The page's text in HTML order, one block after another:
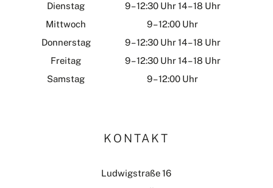
Dienstag
9 – 12:30 Uhr 14 – 18 Uhr
Mittwoch
9 – 12:00 Uhr
Donnerstag
9 – 12:30 Uhr 14 – 18 Uhr
Freitag
9 – 12:30 Uhr 14 – 18 Uhr
Samstag
9 – 12:00 Uhr
KONTAKT
Ludwigstraße 16